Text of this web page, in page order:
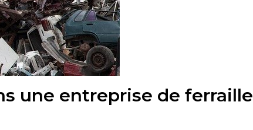
une entreprise de ferraille